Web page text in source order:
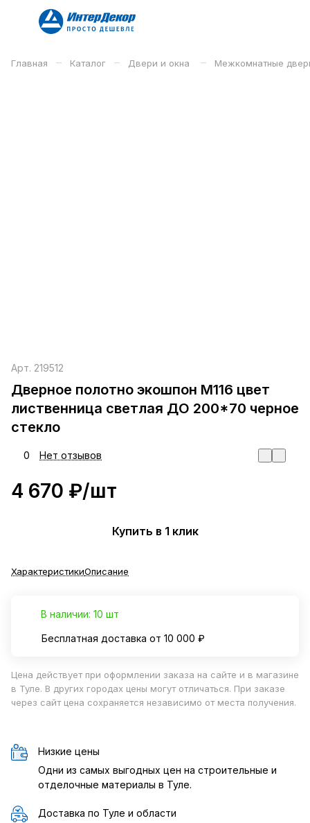
Главная – Каталог – Двери и окна – Межкомнатные
Арт. 219512
Дверное полотно экошпон М116 цвет
лиственница светлая ДО 200*70 черное
стекло
0 Нет отзывов
4 670 ₽/шт
Купить в 1 клик
ХарактеристикиОписание
В наличии: 10 шт
Бесплатная доставка от 10 000 ₽
Цена действует при оформлении заказа на сайте и в магазине
в Туле. В других городах цены могут отличаться. При заказе
через сайт цена сохраняется независимо от места получения.
Низкие цены
Одни из самых выгодных цен на строительные и
отделочные материалы в Туле.
Доставка по Туле и области